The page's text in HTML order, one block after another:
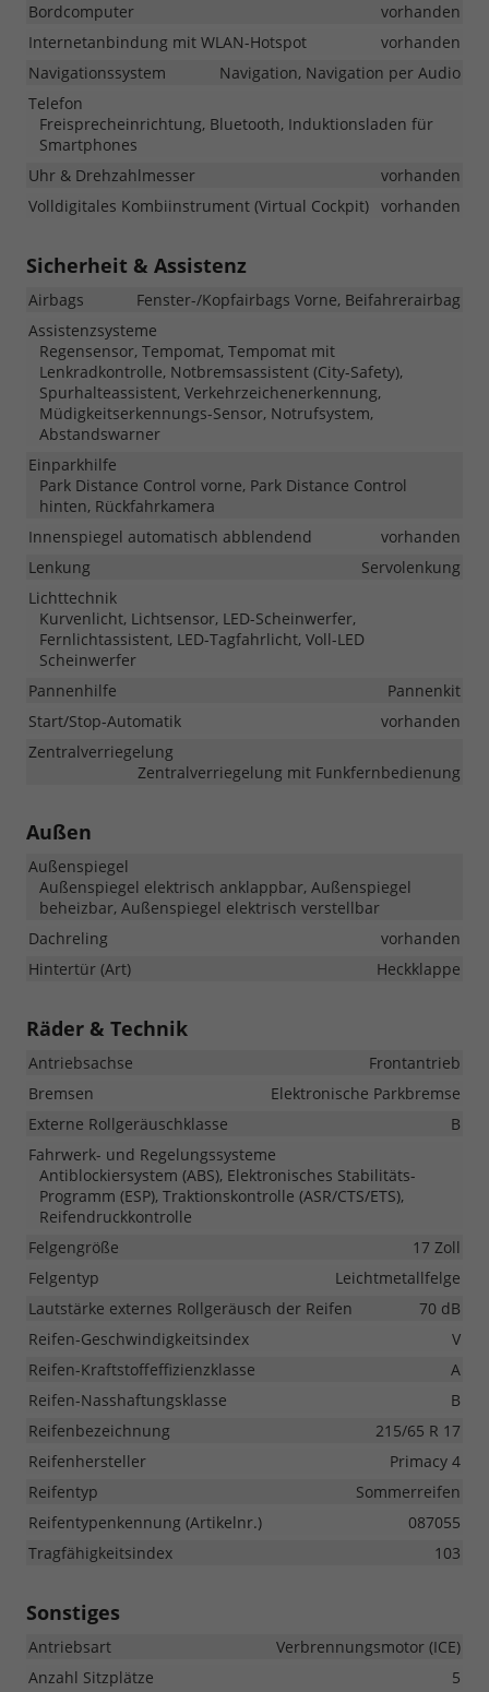
Bordcomputer
vorhanden
Internetanbindung mit WLAN-Hotspot
vorhanden
Navigationssystem
Navigation, Navigation per Audio
Telefon
Freisprecheinrichtung, Bluetooth, Induktionsladen für
Smartphones
Uhr & Drehzahlmesser
vorhanden
Volldigitales Kombiinstrument (Virtual Cockpit) vorhanden
Sicherheit & Assistenz
Airbags
Fenster-/Kopfairbags Vorne, Beifahrerairbag
Assistenzsysteme
Regensensor, Tempomat, Tempomat mit
Lenkradkontrolle, Notbremsassistent (City-Safety),
Spurhalteassistent, Verkehrzeichenerkennung,
Müdigkeitserkennungs-Sensor, Notrufsystem,
Abstandswarner
Einparkhilfe
Park Distance Control vorne, Park Distance Control
hinten, Rückfahrkamera
Innenspiegel automatisch abblendend
vorhanden
Lenkung
Servolenkung
Lichttechnik
Kurvenlicht, Lichtsensor, LED-Scheinwerfer,
Fernlichtassistent, LED-Tagfahrlicht, Voll-LED
Scheinwerfer
Pannenhilfe
Pannenkit
Start/Stop-Automatik
vorhanden
Zentralverriegelung
Zentralverriegelung mit Funkfernbedienung
Außen
Außenspiegel
Außenspiegel elektrisch anklappbar, Außenspiegel
beheizbar, Außenspiegel elektrisch verstellbar
Dachreling
vorhanden
Hintertür (Art)
Heckklappe
Räder & Technik
Antriebsachse
Frontantrieb
Bremsen
Elektronische Parkbremse
Externe Rollgeräuschklasse
B
Fahrwerk- und Regelungssysteme
Antiblockiersystem (ABS), Elektronisches Stabilitäts-
Programm (ESP), Traktionskontrolle (ASR/CTS/ETS),
Reifendruckkontrolle
Felgengröße
17 Zoll
Felgentyp
Leichtmetallfelge
Lautstärke externes Rollgeräusch der Reifen
70 dB
Reifen-Geschwindigkeitsindex
V
Reifen-Kraftstoffeffizienzklasse
A
Reifen-Nasshaftungsklasse
B
Reifenbezeichnung
215/65 R 17
Reifenhersteller
Primacy 4
Reifentyp
Sommerreifen
Reifentypenkennung (Artikelnr.)
087055
Tragfähigkeitsindex
103
Sonstiges
Antriebsart
Verbrennungsmotor (ICE)
Anzahl Sitzplätze
5